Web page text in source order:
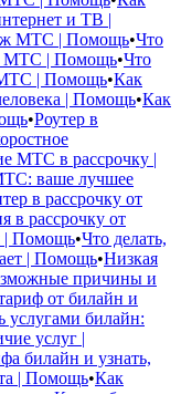
и ТВ |
МТС | Помощь•Что
МТС | Помощь•Что
МТС | Помощь•Как
| Помощь•Как
•Роутер в
МТС в рассрочку |
ваше лучшее
в рассрочку от
в рассрочку от
| Помощь•Что делать,
| Помощь•Низкая
причины и
от билайн и
услугами билайн:
услуг |
билайн и узнать,
| Помощь•Как